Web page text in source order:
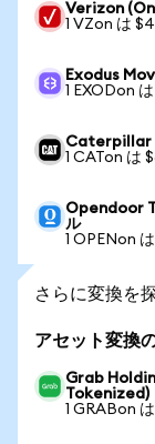
Verizon
1 VZon は
Exodus
1 EXODon
Caterpillar
1 CATon は
Opendoor
ル
1 OPENon
さらに変換を
アセット変換
Grab
Tokenized)
1 GRABon